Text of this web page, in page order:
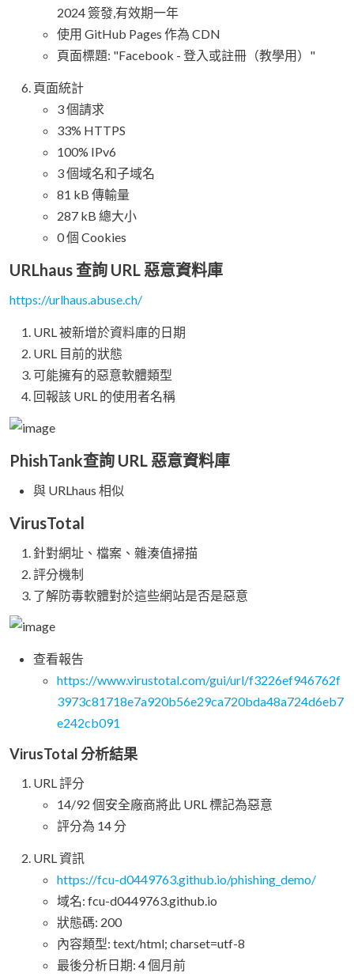
2024 簽發,有效期一年
使用 GitHub Pages 作為 CDN
頁面標題: "Facebook - 登入或註冊（教學用）"
頁面統計
3 個請求
33% HTTPS
100% IPv6
3 個域名和子域名
81 kB 傳輸量
287 kB 總大小
0 個 Cookies
URLhaus 查詢 URL 惡意資料庫
https://urlhaus.abuse.ch/
URL 被新增於資料庫的日期
URL 目前的狀態
可能擁有的惡意軟體類型
回報該 URL 的使用者名稱
PhishTank查詢 URL 惡意資料庫
與 URLhaus 相似
VirusTotal
針對網址、檔案、雜湊值掃描
評分機制
了解防毒軟體對於這些網站是否是惡意
查看報告
https://www.virustotal.com/gui/url/f3226ef946762f
3973c81718e7a920b56e29ca720bda48a724d6eb7
e242cb091
VirusTotal 分析結果
URL 評分
14/92 個安全廠商將此 URL 標記為惡意
評分為 14 分
URL 資訊
https://fcu-d0449763.github.io/phishing_demo/
域名: fcu-d0449763.github.io
狀態碼: 200
內容類型: text/html; charset=utf-8
最後分析日期: 4 個月前